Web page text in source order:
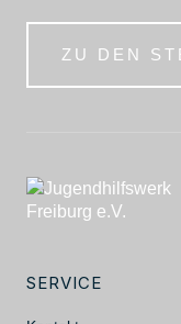
ZU DEN
SERVICE